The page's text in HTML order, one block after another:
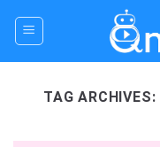
TAG ARCHIVES: